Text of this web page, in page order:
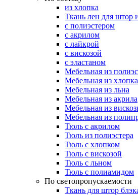
из хлопка
Ткань лен для штор
с полиэстером
с акрилом
с лайкрой
с вискозой
с эластаном
Мебельная из
Мебельная из хлопка
Мебельная из льна
Мебельная из акрила
Мебельная из
Мебельная из
Тюль с акрилом
Тюль из полиэстера
Тюль с хлопком
Тюль с вискозой
Тюль с льном
Тюль с полиамидом
По светопропускаемости
Ткань для штор